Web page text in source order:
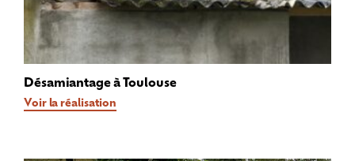
Désamiantage à Toulouse
Voir la réalisation